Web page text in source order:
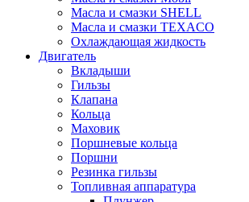
Масла и смазки SHELL
Масла и смазки TEXACO
Охлаждающая жидкость
Двигатель
Вкладыши
Гильзы
Клапана
Кольца
Маховик
Поршневые кольца
Поршни
Резинка гильзы
Топливная аппаратура